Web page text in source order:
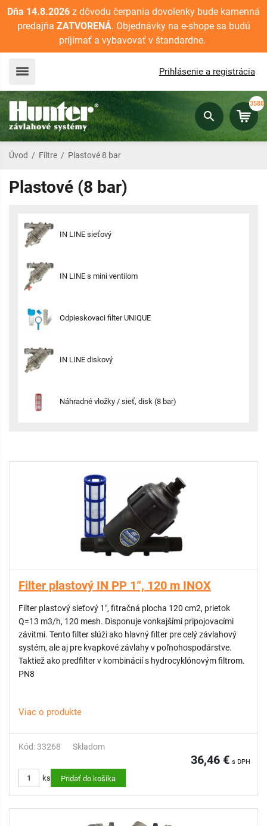
Dňa 14.8.2026 z dôvodu čerpania dovolenky bude kamenná
predajňa ZATVORENÁ. Objednávky na e-shope sa budú
príjímať a vybavovať v štandardne.
Prihlásenie a registrácia
3588
Úvod / Filtre / Plastové 8 bar
Plastové (8 bar)
IN LINE sieťový
IN LINE s mini ventilom
Odpieskovaci filter UNIQUE
IN LINE diskový
Náhradné vložky / sieť, disk (8 bar)
Filter plastový IN PP 1“, 120 m INOX
Filter plastový sieťový 1", fitračná plocha 120 cm2, prietok
Q=13 m3/h, 120 mesh. Disponuje vonkajšími pripojovacími
závitmi. Tento filter slúži ako hlavný filter pre celý závlahový
systém, ale aj pre kvapkové závlahy v poľnohospodárstve.
Taktiež ako predfilter v kombinácií s hydrocyklónovým filtrom.
PN8
Viac o produkte
Kód: 33268 Skladom
36,46 € s DPH
ks Pridať do košíka